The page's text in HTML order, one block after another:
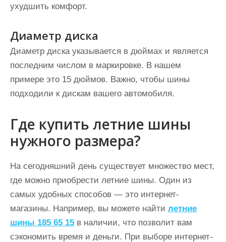
ухудшить комфорт.
Диаметр диска
Диаметр диска указывается в дюймах и является
последним числом в маркировке. В нашем
примере это 15 дюймов. Важно, чтобы шины
подходили к дискам вашего автомобиля.
Где купить летние шины
нужного размера?
На сегодняшний день существует множество мест,
где можно приобрести летние шины. Один из
самых удобных способов — это интернет-
магазины. Например, вы можете найти летние
шины 185 65 15 в наличии, что позволит вам
сэкономить время и деньги. При выборе интернет-